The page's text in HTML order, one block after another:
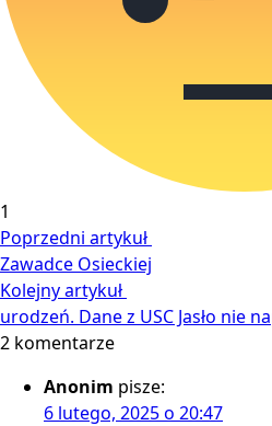
1
Poprzedni artykuł
Zawadce Osieckiej
Kolejny artykuł
urodzeń. Dane z USC Jasło nie
2 komentarze
Anonim pisze:
6 lutego, 2025 o 20:47